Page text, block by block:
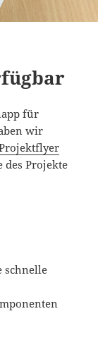
für
wir
des Projekte
schnelle